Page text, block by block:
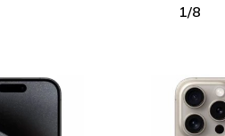
1/8